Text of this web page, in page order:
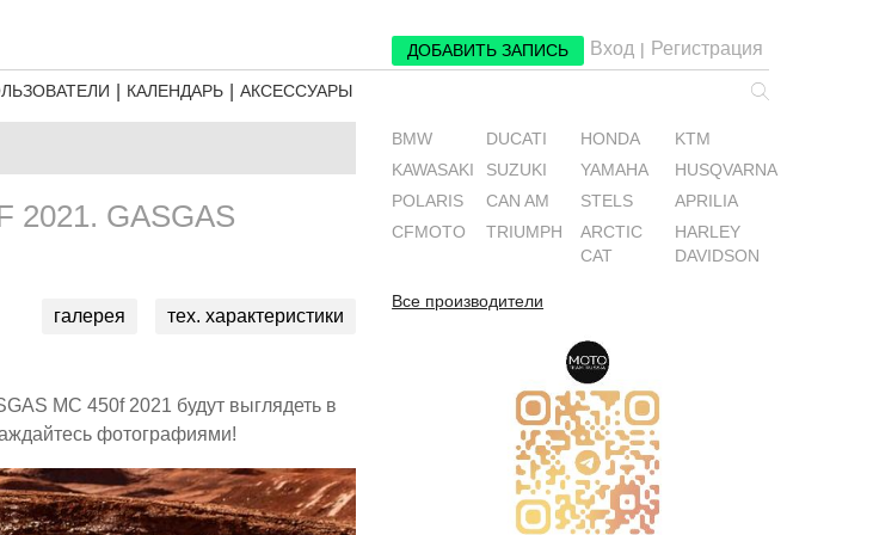
ДОБАВИТЬ ЗАПИСЬ Вход | Регистрация
КАЛЕНДАРЬ АКСЕССУАРЫ
2021. GASGAS
галерея тех. характеристики
MC 450f 2021 будут выглядеть в
фотографиями!
BMW DUCATI HONDA
KTM
KAWASAKI
SUZUKI YAMAHA
HUSQVARNA
POLARIS
CAN AM STELS
APRILIA
CFMOTO
TRIUMPH
ARCTIC
CAT
HARLEY
DAVIDSON
Все производители